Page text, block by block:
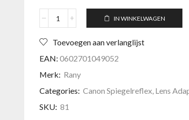
IN WINKELWAGEN
Toevoegen aan verlanglijst
EAN: 0602701049052
Merk: Rany
Categories: Canon Spiegelreflex, Lens
SKU: 81